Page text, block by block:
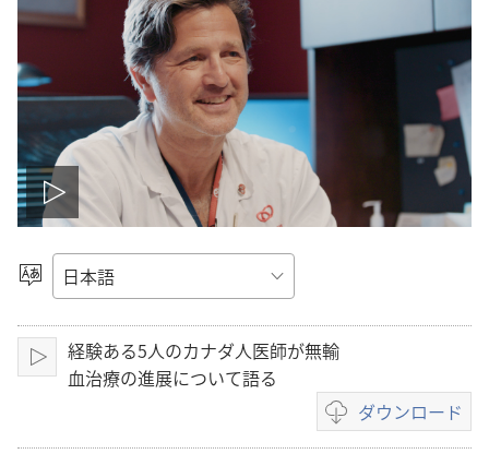
ビ
デ
オ
を
言
を
選
択
再
経験ある5人のカナダ人医師が無輸
血治療の進展について語る
ダウンロード
ビ
デ